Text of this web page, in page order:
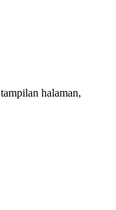
halaman,